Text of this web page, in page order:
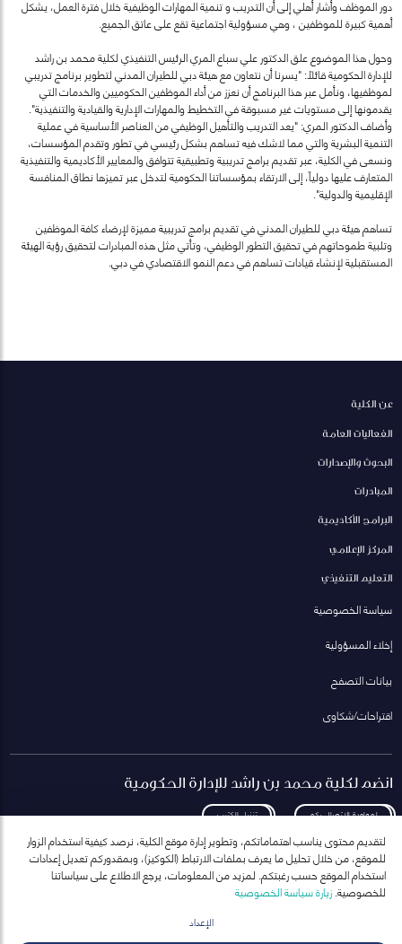
دور الموظف وأشار أهلي إلى أن التدريب و تنمية المهارات الوظيفية خلال فترة العمل، يشكل
أهمية كبيرة للموظفين ، وهي مسؤولية اجتماعية تقع على عاتق الجميع.
وحول هذا الموضوع علق الدكتور علي سباع المري الرئيس التنفيذي لكلية محمد بن راشد
للإدارة الحكومية قائلاً: "يسرنا أن نتعاون مع هيئة دبي للطيران المدني لتطوير برنامج تدريبي
لموظفيها، ونأمل عبر هذا البرنامج أن نعزز من أداء الموظفين الحكوميين والخدمات التي
يقدمونها إلى مستويات غير مسبوقة في التخطيط والمهارات الإدارية والقيادية والتنفيذية".
وأضاف الدكتور المري: "يعد التدريب والتأهيل الوظيفي من العناصر الأساسية في عملية
التنمية البشرية والتي مما لاشك فيه تساهم بشكل رئيسي في تطور وتقدم المؤسسات،
ونسعى في الكلية، عبر تقديم برامج تدريبية وتطبيقية تتوافق والمعايير الأكاديمية والتنفيذية
المتعارف عليها دولياً، إلى الارتقاء بمؤسساتنا الحكومية لتدخل عبر تميزها نطاق المنافسة
الإقليمية والدولية".
تساهم هيئة دبي للطيران المدني في تقديم برامج تدريبية مميزة لإرضاء كافة الموظفين
وتلبية طموحاتهم في تحقيق التطور الوظيفي، وتأتي مثل هذه المبادرات لتحقيق رؤية الهيئة
المستقبلية لإنشاء قيادات تساهم في دعم النمو الاقتصادي في دبي.
عن الكلية
الفعاليات العامة
البحوث والإصدارات
المبادرات
البرامج الأكاديمية
المركز الإعلامي
التعليم التنفيذي
سياسة الخصوصية
إخلاء المسؤولية
بيانات التصفح
اقتراحات/شكاوى
انضم لكلية محمد بن راشد للإدارة الحكومية
لمعاودة الاتصال بكم تنزيل الكتيب
انضم إلى قائمة مراسلاتنا
ارسال
لتقديم محتوى يناسب اهتماماتكم، وتطوير إدارة موقع الكلية، نرصد كيفية استخدام الزوار
للموقع، من خلال تحليل ما يعرف بملفات الارتباط (الكوكيز)، وبمقدوركم تعديل إعدادات
استخدام الموقع حسب رغبتكم. لمزيد من المعلومات، يرجع الاطلاع على سياساتنا
للخصوصية.زيارة سياسة الخصوصية
الإعداد